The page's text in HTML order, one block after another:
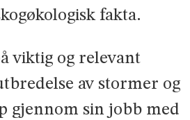
fakta.
viktig og relevant
av stormer og
gjennom sin jobb med